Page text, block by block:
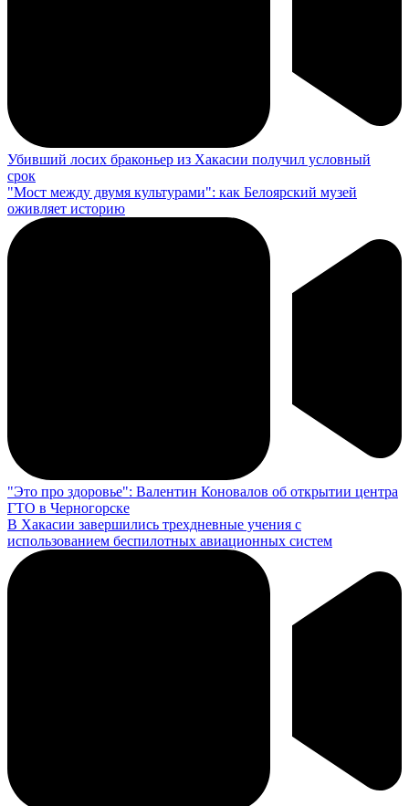
Убивший лосих браконьер из Хакасии получил условный
срок
"Мост между двумя культурами": как Белоярский музей
оживляет историю
"Это про здоровье": Валентин Коновалов об открытии центра
ГТО в Черногорске
В Хакасии завершились трехдневные учения с
использованием беспилотных авиационных систем